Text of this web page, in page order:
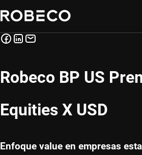
Robeco BP US
Equities X USD
Enfoque value en empresas